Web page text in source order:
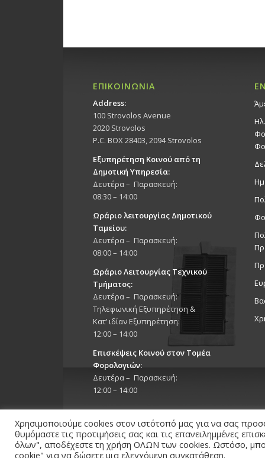
ΕΠΙΚΟΙΝΩΝΙΑ
Address:
100 Strovolos Avenue
2020 Strovolos
P.C. BOX 28403, 2094 Strovolos
Εξυπηρέτηση Κοινού από τη
Δημοτική Υπηρεσία:
Δευτέρα – Παρασκευή:
08:30 – 14:00
Ωράριο λειτουργίας Δημοτικού
Ταμείου:
Δευτέρα – Παρασκευή:
08:00 – 14:00
Ωράριο Λειτουργίας Τεχνικού
Τμήματος:
Δευτέρα – Παρασκευή:
Τηλεφωνική Εξυπηρέτηση &
Κατ’ ιδίαν Εξυπηρέτηση:
12:00 – 14:00
Επισκέψεις Κοινού στον Τομέα
Φορολογιών:
Δευτέρα – Παρασκευή:
12:00 – 14:00
Copyright 2026 © Δήμος Στροβόλου, All Rights
Χρησιμοποιούμε cookies στον ιστότοπό μας για να σας
θυμόμαστε τις προτιμήσεις σας και τις επανειλημμένες
όλων", αποδέχεστε τη χρήση ΟΛΩΝ των cookies. Ωστόσο,
cookie" για να δώσετε μια ελεγχόμενη συγκατάθεση.